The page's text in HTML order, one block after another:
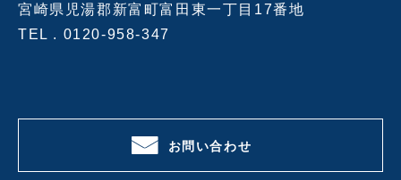
宮崎県児湯郡新富町富田東一丁目17番地
TEL . 0120-958-347
お問い合わせ